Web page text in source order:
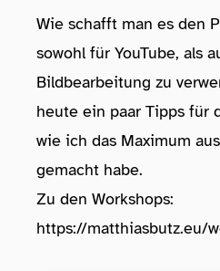
Wie schafft man es den
sowohl für YouTube, als
Bildbearbeitung zu
heute ein paar Tipps für
wie ich das Maximum
gemacht habe.
Zu den Workshops:
https://matthiasbutz.eu/